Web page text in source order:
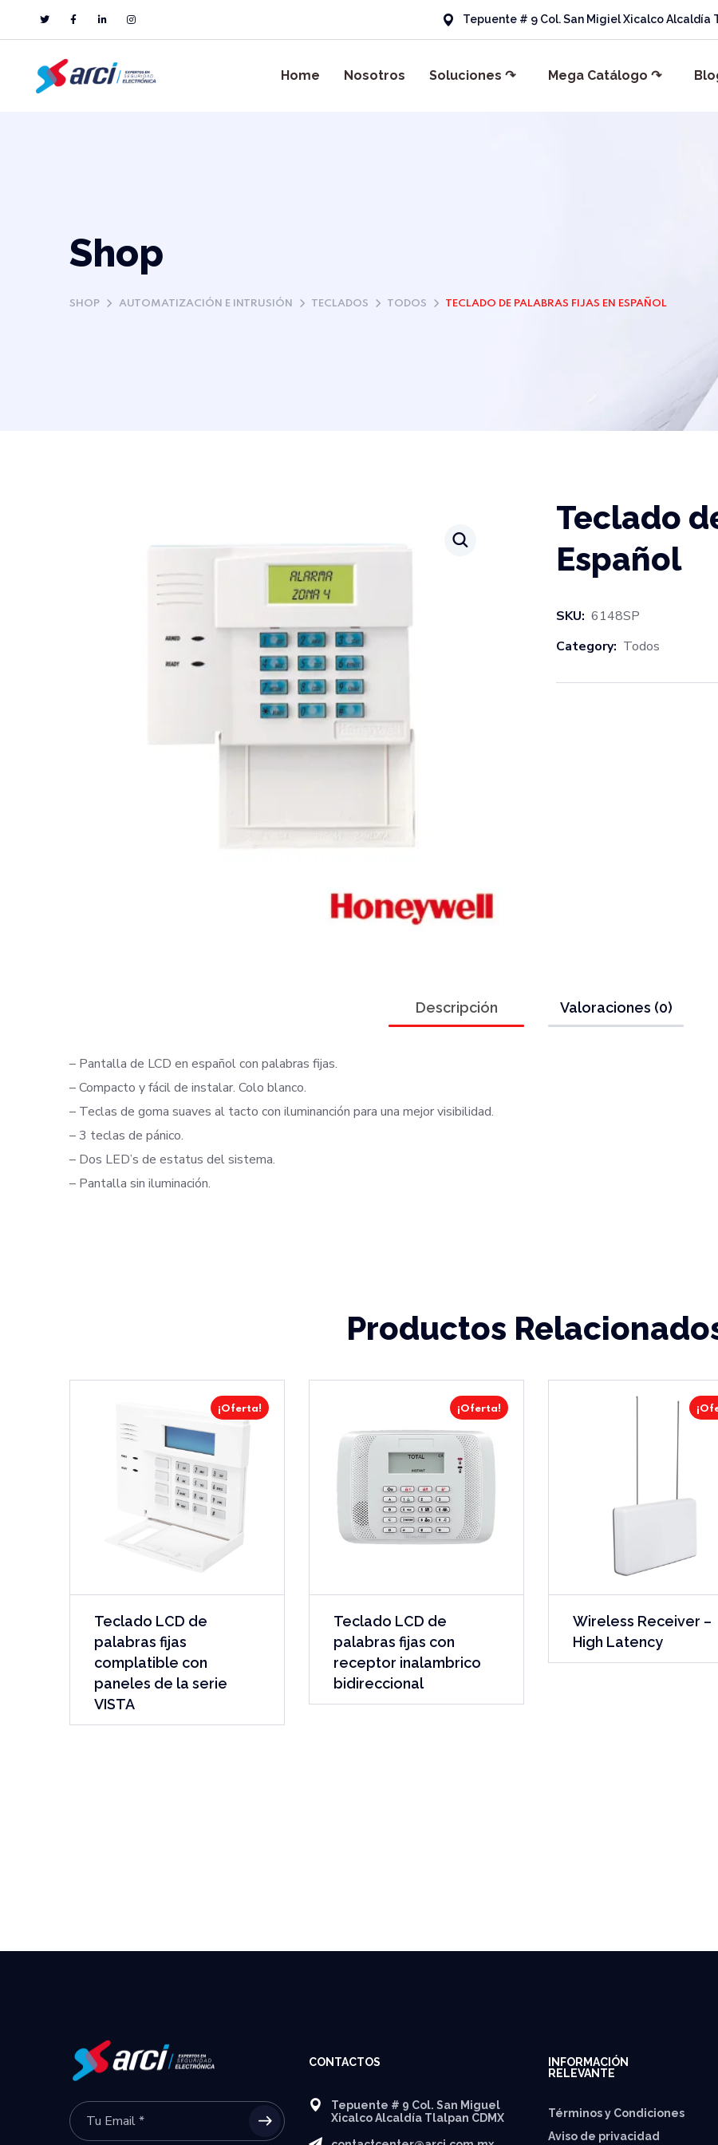
Tepuente # 9 Col. San Migiel Xicalco Alcaldía
Home Nosotros Soluciones ↷ Mega Catálogo ↷
Shop
SHOP AUTOMATIZACIÓN E INTRUSIÓN TECLADOS TODOS TECLADO DE PALABRAS FIJAS EN ESPAÑOL
Teclado
Español
SKU: 6148SP
Category: Todos
Descripción Valoraciones (0)
– Pantalla de LCD en español con palabras fijas.
– Compacto y fácil de instalar. Colo blanco.
– Teclas de goma suaves al tacto con iluminanción para una mejor visibilidad.
– 3 teclas de pánico.
– Dos LED’s de estatus del sistema.
– Pantalla sin iluminación.
Productos
¡Oferta!
Teclado LCD de
palabras fijas
complatible con
paneles de la serie
VISTA
¡Oferta!
Teclado LCD de
palabras fijas con
receptor inalambrico
bidireccional
Wireless Receiver –
High Latency
CONTACTOS
Tepuente # 9 Col. San Miguel
Xicalco Alcaldía Tlalpan CDMX
INFORMACIÓN
RELEVANTE
Términos y Condiciones
Aviso de privacidad